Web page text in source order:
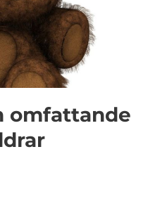
omfattande